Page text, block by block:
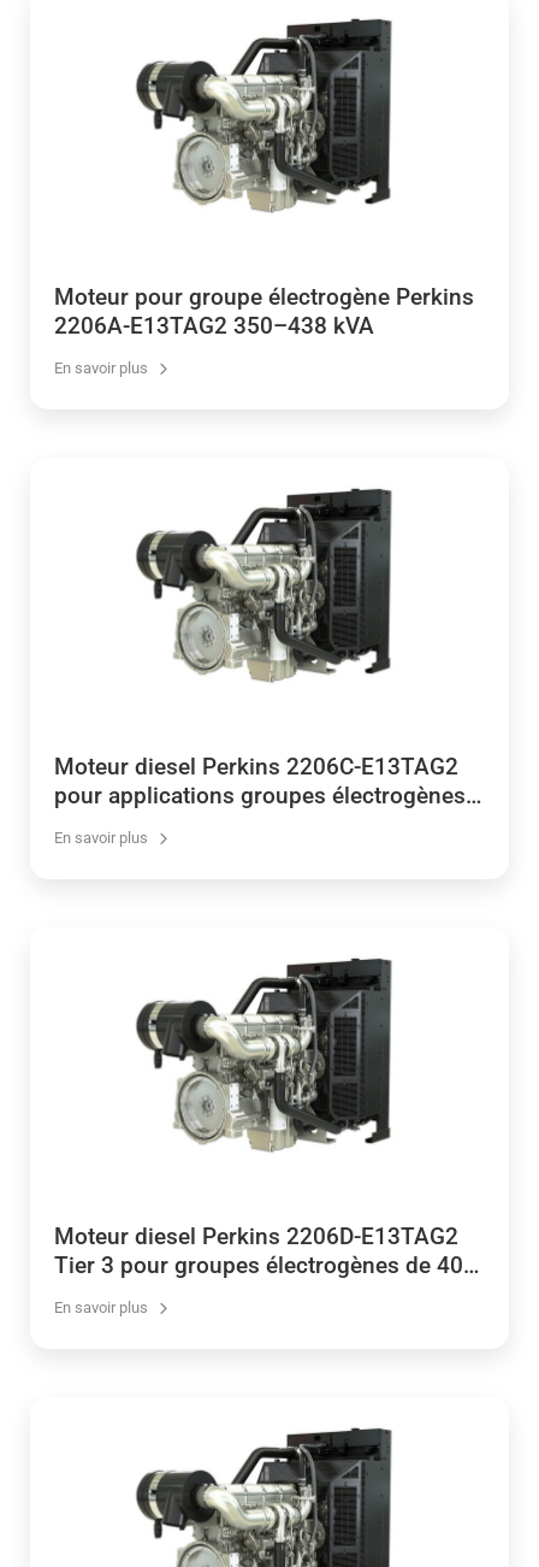
Moteur pour groupe électrogène Perkins
2206A-E13TAG2 350–438 kVA
En savoir plus
Moteur diesel Perkins 2206C-E13TAG2
pour applications groupes électrogènes
En savoir plus
Moteur diesel Perkins 2206D-E13TAG2
Tier 3 pour groupes électrogènes de 400
En savoir plus